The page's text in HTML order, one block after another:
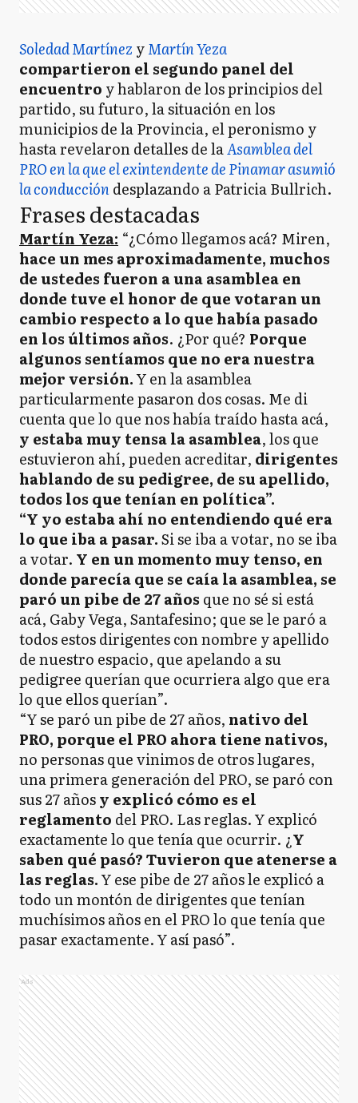
Soledad Martínez yMartín Yeza
compartieron el segundo panel del
encuentro y hablaron de los principios del
partido, su futuro, la situación en los
municipios de la Provincia, el peronismo y
hasta revelaron detalles de laAsamblea del
PRO en la que el exintendente de Pinamar asumió
la conduccióndesplazando a Patricia Bullrich.
Frases destacadas
Martín Yeza: “¿Cómo llegamos acá? Miren,
hace un mes aproximadamente, muchos
de ustedes fueron a una asamblea en
donde tuve el honor de que votaran un
cambio respecto a lo que había pasado
en los últimos años. ¿Por qué? Porque
algunos sentíamos que no era nuestra
mejor versión.Y en la asamblea
particularmente pasaron dos cosas. Me di
cuenta que lo que nos había traído hasta acá,
y estaba muy tensa la asamblea, los que
estuvieron ahí, pueden acreditar, dirigentes
hablando de su pedigree, de su apellido,
todos los que tenían en política”.
“Y yo estaba ahí no entendiendo qué era
lo que iba a pasar.Si se iba a votar, no se iba
a votar. Y en un momento muy tenso, en
donde parecía que se caía la asamblea, se
paró un pibe de 27 años que no sé si está
acá, Gaby Vega, Santafesino; que se le paró a
todos estos dirigentes con nombre y apellido
de nuestro espacio, que apelando a su
pedigree querían que ocurriera algo que era
lo que ellos querían”.
“Y se paró un pibe de 27 años, nativo del
PRO, porque el PRO ahora tiene nativos,
no personas que vinimos de otros lugares,
una primera generación del PRO, se paró con
sus 27 añosy explicó cómo es el
reglamento del PRO. Las reglas. Y explicó
exactamente lo que tenía que ocurrir. ¿Y
saben qué pasó? Tuvieron que atenerse a
las reglas.Y ese pibe de 27 años le explicó a
todo un montón de dirigentes que tenían
muchísimos años en el PRO lo que tenía que
pasar exactamente. Y así pasó”.
Ads